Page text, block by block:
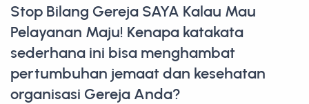
Stop Bilang Gereja SAYA Kalau Mau
Pelayanan Maju! Kenapa katakata
sederhana ini bisa menghambat
pertumbuhan jemaat dan kesehatan
organisasi Gereja Anda?